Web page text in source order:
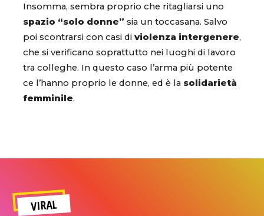
Insomma, sembra proprio che ritagliarsi uno
spazio “solo donne” sia un toccasana. Salvo
poi scontrarsi con casi di violenza intergenere,
che si verificano soprattutto nei luoghi di lavoro
tra colleghe. In questo caso l’arma più potente
ce l’hanno proprio le donne, ed è la solidarietà
femminile.
VIRAL